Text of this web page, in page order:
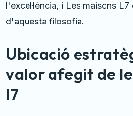
l'excel·lència, i Les maisons
d'aquesta filosofia.
Ubicació
valor afegit de
l7